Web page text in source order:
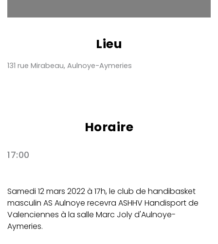
Lieu
131 rue Mirabeau, Aulnoye-Aymeries
Horaire
17:00
Samedi 12 mars 2022 à 17h, le club de handibasket
masculin AS Aulnoye recevra ASHHV Handisport de
Valenciennes à la salle Marc Joly d'Aulnoye-
Aymeries.